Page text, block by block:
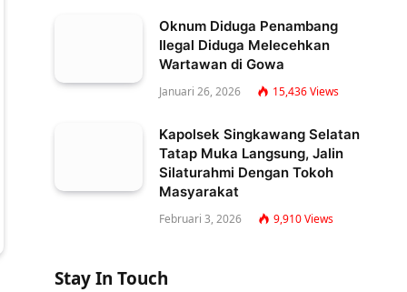
Oknum Diduga Penambang
Ilegal Diduga Melecehkan
Wartawan di Gowa
Januari 26, 2026 15,436Views
Kapolsek Singkawang Selatan
Tatap Muka Langsung, Jalin
Silaturahmi Dengan Tokoh
Masyarakat
Februari 3, 2026 9,910Views
Stay In Touch